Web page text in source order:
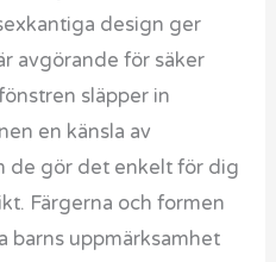
design ger
avgörande för säker
släpper in
en känsla av
de gör det enkelt för dig
Färgerna och formen
barns uppmärksamhet